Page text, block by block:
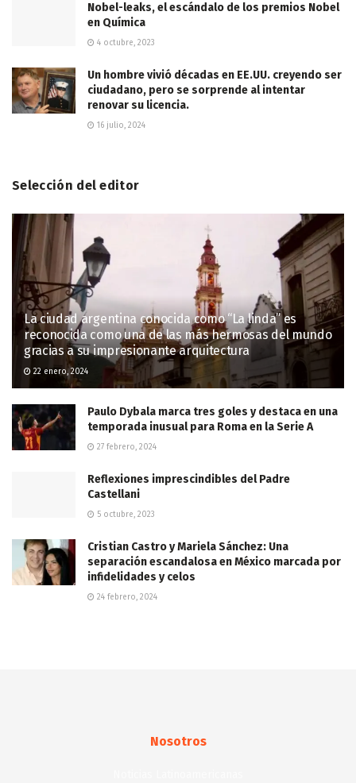
Nobel-leaks, el escándalo de los premios Nobel
en Química
4 octubre, 2023
Un hombre vivió décadas en EE.UU. creyendo ser
ciudadano, pero se sorprende al intentar
renovar su licencia.
16 julio, 2024
Selección del editor
La ciudad argentina conocida como “La linda” es
reconocida como una de las más hermosas del mundo
gracias a su impresionante arquitectura
22 enero, 2024
Paulo Dybala marca tres goles y destaca en una
temporada inusual para Roma en la Serie A
27 febrero, 2024
Reflexiones imprescindibles del Padre
Castellani
5 octubre, 2023
Cristian Castro y Mariela Sánchez: Una
separación escandalosa en México marcada por
infidelidades y celos
24 febrero, 2024
Nosotros